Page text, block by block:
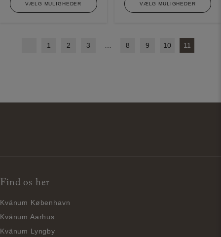
1.925,00 kr.
VÆLG MULIGHEDER
1.925,00 kr.
VÆLG MULIGHEDER
1 2 3 8 9 10 11
Find os her
Kvänum København
Kvänum Aarhus
Kvänum Lyngby